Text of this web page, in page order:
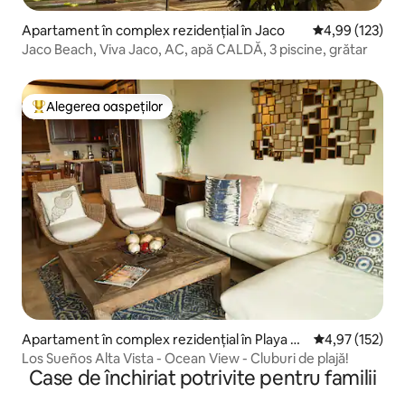
Apartament în complex rezidențial în Jaco Scor mediu de
4,99 (123)
Jaco Beach, Viva Jaco, AC, apă CALDĂ, 3 piscine, grătar
Locuință din topul categoriei Alegerea oaspeților
Alegerea oaspeților
Apartament în complex rezidențial în Playa H
erradura
Scor mediu
4,97 (152)
Los Sueños Alta Vista - Ocean View - Cluburi de plajă!
Case de închiriat potrivite pentru familii